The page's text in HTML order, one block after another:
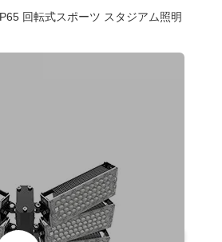
回転式スポーツ スタジアム照明